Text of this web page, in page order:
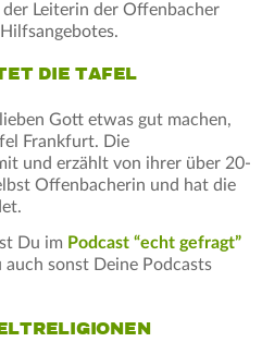
Leiterin der Offenbacher
DIE TAFEL
Gott etwas gut machen,
Frankfurt. Die
und erzählt von ihrer über 20-
Offenbacherin und hat die
Du im Podcast “echt gefragt”
sonst Deine Podcasts